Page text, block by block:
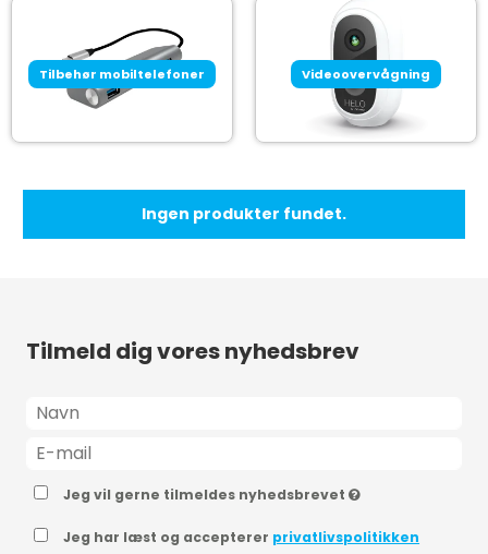
Tilbehør mobiltelefoner Videoovervågning
Ingen produkter fundet.
Tilmeld dig vores nyhedsbrev
Jeg vil gerne tilmeldes nyhedsbrevet
Jeg har læst og accepterer privatlivspolitikken